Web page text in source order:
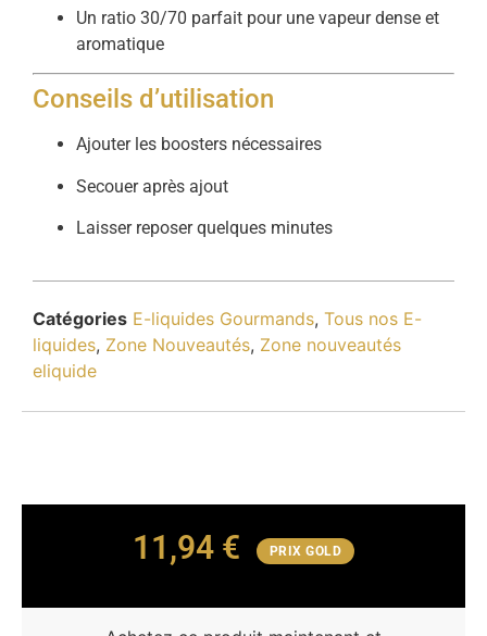
Un ratio 30/70 parfait pour une vapeur dense et
aromatique
Conseils d’utilisation
Ajouter les boosters nécessaires
Secouer après ajout
Laisser reposer quelques minutes
Catégories E-liquides Gourmands, Tous nos E-
liquides, Zone Nouveautés, Zone nouveautés
eliquide
11,94 € PRIX GOLD